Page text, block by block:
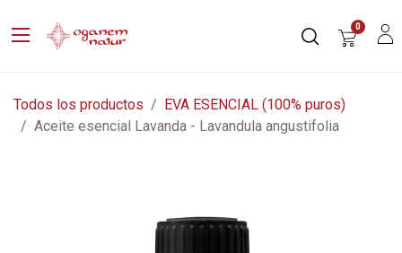
0
Todos los productos
EVA ESENCIAL (100% puros)
Aceite esencial Lavanda - Lavandula angustifolia